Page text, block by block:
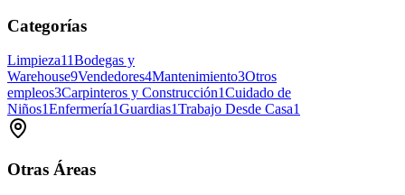
Categorías
Limpieza11Bodegas y
Warehouse9Vendedores4Mantenimiento3Otros
empleos3Carpinteros y Construcción1Cuidado de
Niños1Enfermería1Guardias1Trabajo Desde Casa1
Otras Áreas